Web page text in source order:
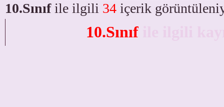
10.Sınıfile ilgili 34 içerik
10.Sınıf